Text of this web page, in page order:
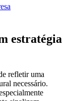
estratégia
refletir uma
necessário.